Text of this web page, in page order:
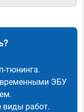
тюнинга.
ЭБУ
виды работ.